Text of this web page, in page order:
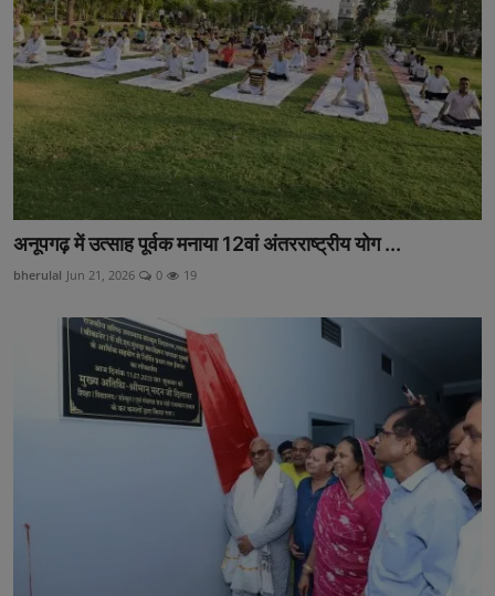
अनूपगढ़
सरवाड़
राजस्थान
भीलवाड़ा
अनूपगढ़ में उत्साह पूर्वक मनाया 12वां अंतरराष्ट्रीय योग ...
bherulal Jun 21, 2026 0 19